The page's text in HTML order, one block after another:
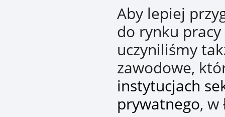
Aby lepiej
do rynku
uczyniliśmy
zawodowe,
instytucjach
prywatnego, w